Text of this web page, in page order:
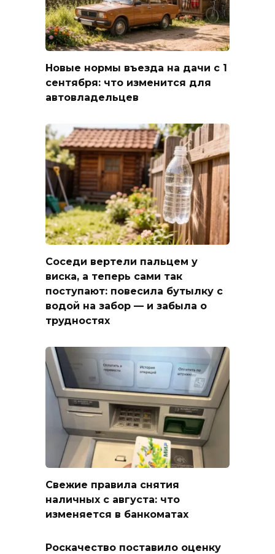
Новые нормы въезда на дачи с 1
сентября: что изменится для
автовладельцев
Соседи вертели пальцем у
виска, а теперь сами так
поступают: повесила бутылку с
водой на забор — и забыла о
трудностях
Свежие правила снятия
наличных с августа: что
изменяется в банкоматах
Роскачество поставило оценку